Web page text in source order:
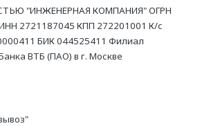
"ИНЖЕНЕРНАЯ КОМПАНИЯ" ОГРН
2721187045 КПП 272201001 К/с
БИК 044525411 Филиал
ВТБ (ПАО) в г. Москве